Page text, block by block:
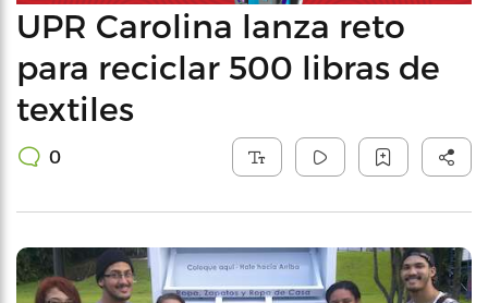
UPR Carolina lanza reto
para reciclar 500 libras de
textiles
0